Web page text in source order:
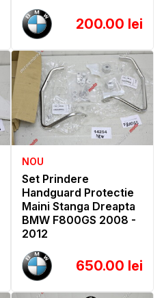
200.00 lei
NOU
Set Prindere
Handguard Protectie
Maini Stanga Dreapta
BMW F800GS 2008 -
2012
650.00 lei